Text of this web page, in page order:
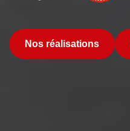
Nos réalisations